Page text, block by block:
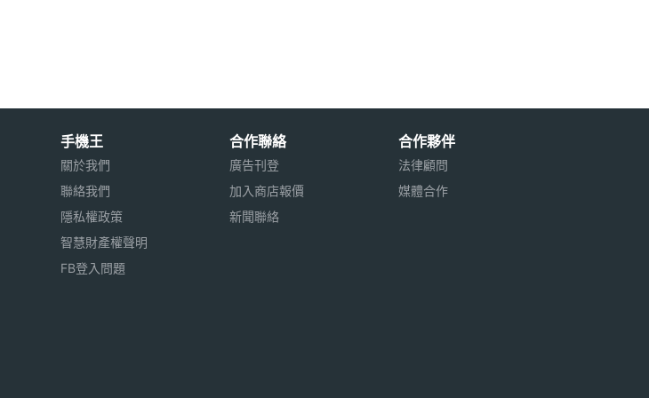
手機王
關於我們
聯絡我們
隱私權政策
智慧財產權聲明
FB登入問題
合作聯絡
廣告刊登
加入商店報價
新聞聯絡
合作夥伴
法律顧問
媒體合作